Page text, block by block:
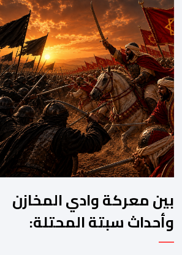
برؤية واضحة وطموحات كبيرة. فمنذ أكثر
من عقدين، وبقيادة صاحب الجلالة الملك
محمد السادس، شهدت المملكة تحولات
عميقة على مختلف المستويات.غير أن
[…]
بين معركة وادي المخازن
وأحداث سبتة المحتلة:
المتغير طبيعة الحرب